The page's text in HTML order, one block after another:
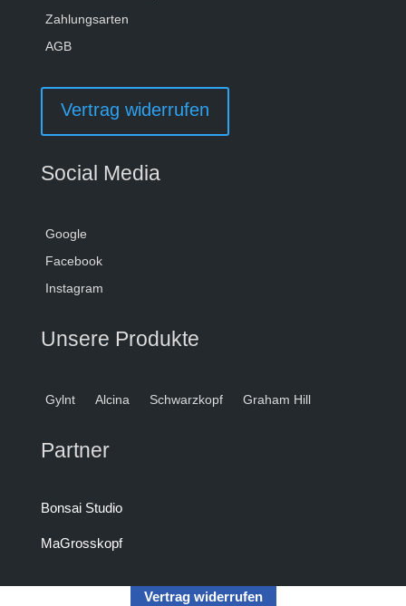
Zahlungsarten
AGB
Vertrag widerrufen
Social Media
Google
Facebook
Instagram
Unsere Produkte
Gylnt Alcina Schwarzkopf Graham Hill
Partner
Bonsai Studio
MaGrosskopf
Vertrag widerrufen